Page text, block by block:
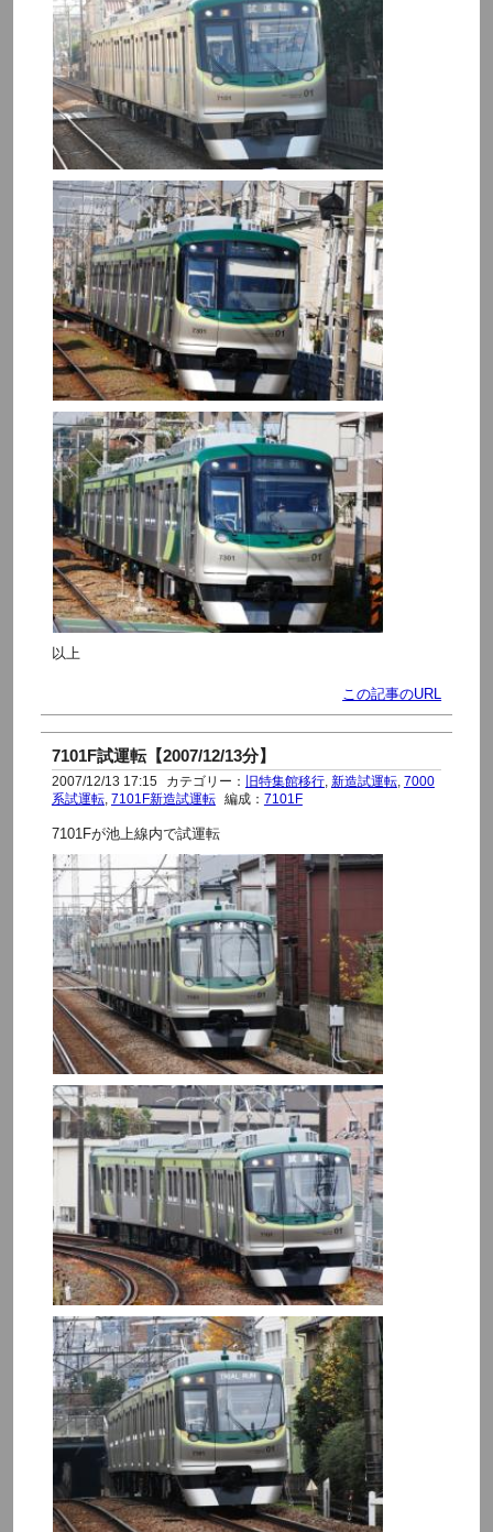
以上
この記事のURL
7101F試運転【2007/12/13分】
2007/12/13 17:15 カテゴリー： 旧特集館移行, 新造試運転, 7000
系試運転, 7101F新造試運転 編成： 7101F
7101Fが池上線内で試運転